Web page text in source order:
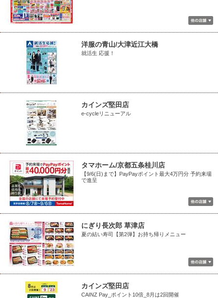
洋服の青山/大津近江大橋
就活生 応援！
カインズ堅田店
e-cycleリニューアル
タマホーム/京都五条桂川店
【9/6(日)まで】PayPayポイント最大4万円分 予約来場
で進呈
にぎり長次郎 草津店
夏の結い寿司【第2弾】お持ち帰りメニュー
カインズ堅田店
CAINZ Pay_ポイント10倍_8月は2回開催